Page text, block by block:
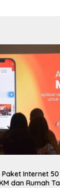
Internet
dan Rumah